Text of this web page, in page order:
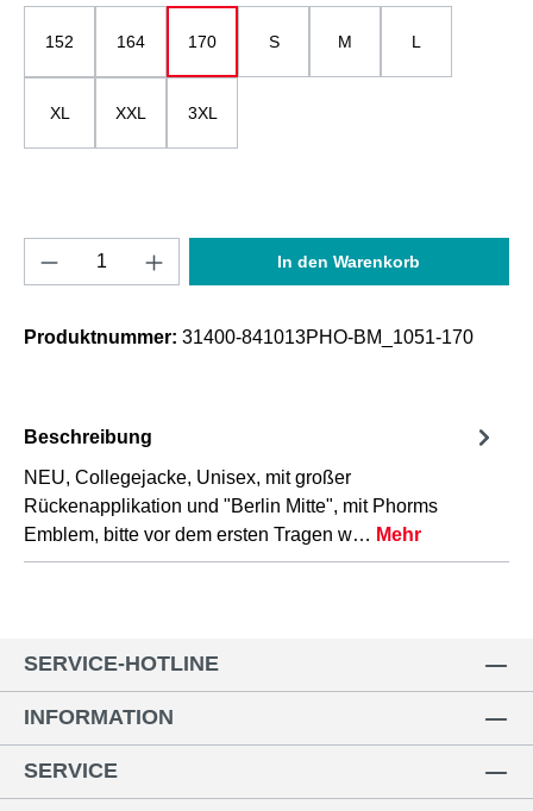
152 164 170 S M L
XL XXL 3XL
Produkt Anzahl: Gib den gewünschten
In den Warenkorb
Produktnummer: 31400-841013PHO-BM_1051-170
Beschreibung
NEU, Collegejacke, Unisex, mit großer
Rückenapplikation und "Berlin Mitte", mit Phorms
Emblem, bitte vor dem ersten Tragen w… Mehr
SERVICE-HOTLINE
INFORMATION
SERVICE